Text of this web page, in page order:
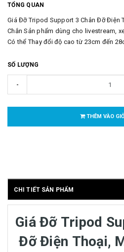
TỔNG QUAN
Giá Đỡ Tripod Support 3 Chân Đỡ Điện
Chắn Sản phẩm dùng cho livestream,
Có thể Thay đổi độ cao từ 23cm đến
SỐ LƯỢNG
-
THÊM VÀO
CHI TIẾT SẢN PHẨM
Giá Đỡ Tripod
Đỡ Điện Thoại,